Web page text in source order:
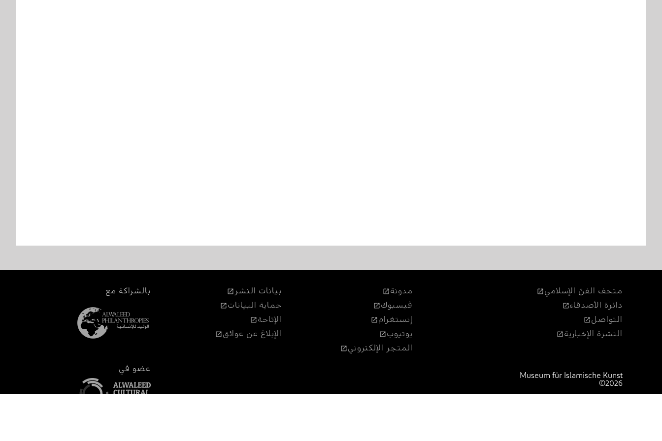
متحف الفنّ الإسلامي
دائرة الأصدقاء
التواصل
النشرة الإخبارية
Museum für Islamische Kunst
©2026
مدونة
فيسبوك
إنستغرام
يوتيوب
المتجر الإلكتروني
بيانات النشر
حماية البيانات
الإتاحة
الإبلاغ عن عوائق
بالشراكة مع
عضو في